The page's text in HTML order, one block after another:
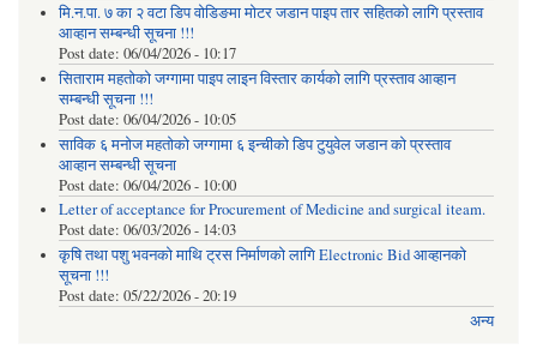
मि.न.पा. ७ का २ वटा डिप वोडिङमा मोटर जडान पाइप तार सहितको लागि प्रस्ताव
आव्हान सम्बन्धी सूचना !!!
Post date: 06/04/2026 - 10:17
सिताराम महतोको जग्गामा पाइप लाइन विस्तार कार्यको लागि प्रस्ताव आव्हान
सम्बन्धी सूचना !!!
Post date: 06/04/2026 - 10:05
साविक ६ मनोज महतोको जग्गामा ६ इन्चीको डिप टुयुवेल जडान को प्रस्ताव
आव्हान सम्बन्धी सूचना
Post date: 06/04/2026 - 10:00
Letter of acceptance for Procurement of Medicine and surgical iteam.
Post date: 06/03/2026 - 14:03
कृषि तथा पशु भवनको माथि ट्रस निर्माणको लागि Electronic Bid आव्हानको
सूचना !!!
Post date: 05/22/2026 - 20:19
अन्य